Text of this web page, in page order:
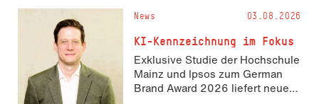
und 14. November 2026 den
Hackathon hack4GDI_DE an der
Hochschule Mainz aus. Die
Anmeldung ist geöffnet und bis
zum 2. Oktober 2026 möglich.
News 03.08.2026
KI-Kennzeichnung im Fokus
Exklusive Studie der Hochschule
Mainz und Ipsos zum German
Brand Award 2026 liefert neue